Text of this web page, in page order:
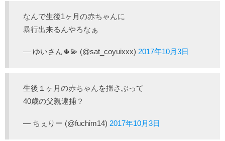
なんで生後1ヶ月の赤ちゃんに
暴行出来るんやろなぁ
— ゆいさん🌵💫 (@sat_coyuixxx) 2017年10月3日
生後１ヶ月の赤ちゃんを揺さぶって
40歳の父親逮捕？
— ちぇりー (@fuchim14) 2017年10月3日